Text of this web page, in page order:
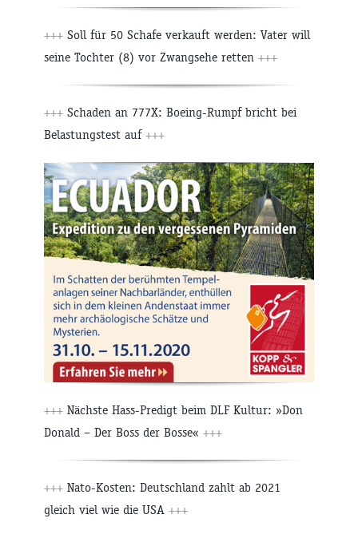
+++ Soll für 50 Schafe verkauft werden: Vater will
seine Tochter (8) vor Zwangsehe retten +++
+++ Schaden an 777X: Boeing-Rumpf bricht bei
Belastungstest auf +++
+++ Nächste Hass-Predigt beim DLF Kultur: »Don
Donald – Der Boss der Bosse« +++
+++ Nato-Kosten: Deutschland zahlt ab 2021
gleich viel wie die USA +++